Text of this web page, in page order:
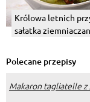
Królowa letnich
sałatka
Polecane przepisy
Makaron tagliatelle z